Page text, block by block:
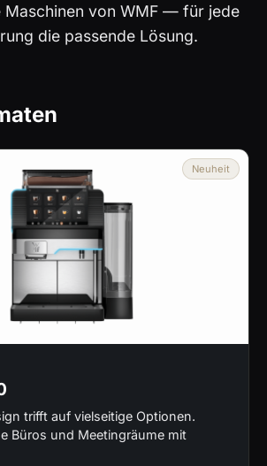
Maschinen von WMF — für jede
die passende Lösung.
Neuheit
trifft auf vielseitige Optionen.
Büros und Meetingräume mit